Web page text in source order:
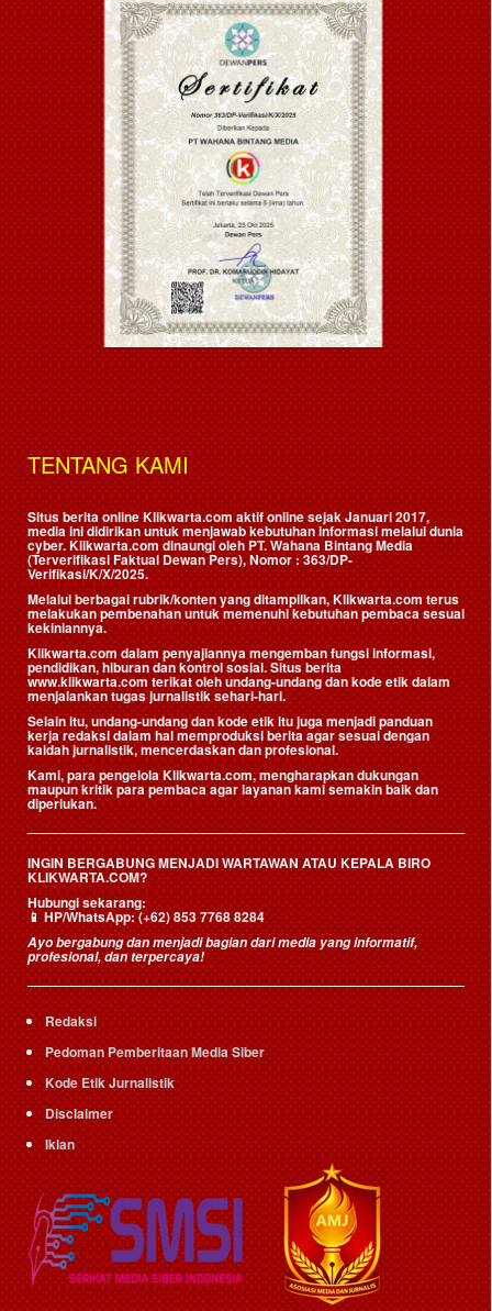
TENTANG KAMI
Situs berita online Klikwarta.com aktif online sejak Januari 2017,
media ini didirikan untuk menjawab kebutuhan informasi melalui dunia
cyber. Klikwarta.com dinaungi oleh PT. Wahana Bintang Media
(Terverifikasi Faktual Dewan Pers), Nomor : 363/DP-
Verifikasi/K/X/2025.
Melalui berbagai rubrik/konten yang ditampilkan, Klikwarta.com terus
melakukan pembenahan untuk memenuhi kebutuhan pembaca sesuai
kekiniannya.
Klikwarta.com dalam penyajiannya mengemban fungsi informasi,
pendidikan, hiburan dan kontrol sosial. Situs berita
www.klikwarta.com terikat oleh undang-undang dan kode etik dalam
menjalankan tugas jurnalistik sehari-hari.
Selain itu, undang-undang dan kode etik itu juga menjadi panduan
kerja redaksi dalam hal memproduksi berita agar sesuai dengan
kaidah jurnalistik, mencerdaskan dan profesional.
Kami, para pengelola Klikwarta.com, mengharapkan dukungan
maupun kritik para pembaca agar layanan kami semakin baik dan
diperlukan.
INGIN BERGABUNG MENJADI WARTAWAN ATAU KEPALA BIRO
KLIKWARTA.COM?
Hubungi sekarang:
📱HP/WhatsApp:(+62) 853 7768 8284
Ayo bergabung dan menjadi bagian dari media yang informatif,
profesional, dan terpercaya!
Redaksi
Pedoman Pemberitaan Media Siber
Kode Etik Jurnalistik
Disclaimer
Iklan